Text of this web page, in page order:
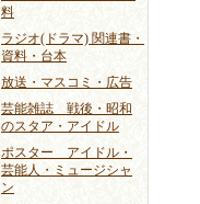
料
ラジオ(ドラマ) 関連書・
資料・台本
放送・マスコミ・広告
芸能雑誌 戦後・昭和
のスタア・アイドル
ポスター アイドル・
芸能人・ミュージシャ
ン